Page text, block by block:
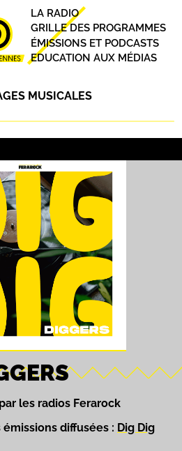
MUSICALES
Principal
LA RADIO
GRILLE DES PROGRAMMES
ÉMISSIONS ET PODCASTS
EDUCATION AUX MÉDIAS
les radios Ferarock
diffusées : Dig Dig